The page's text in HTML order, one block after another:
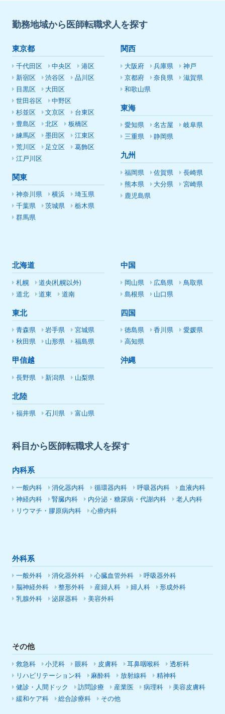
勤務地域から医師転職求人を探す
東京都
千代田区 中央区
港区
新宿区
渋谷区
品川区
目黒区
大田区
世田谷区
中野区
杉並区
文京区
台東区
豊島区
北区
板橋区
練馬区
墨田区
江東区
荒川区
足立区
葛飾区
江戸川区
関東
神奈川県 横浜
埼玉県
千葉県
茨城県
栃木県
群馬県
関西
大阪府 兵庫県
神戸
京都府
奈良県
滋賀県
和歌山県
東海
愛知県 名古屋
岐阜県
三重県
静岡県
九州
福岡県 佐賀県
長崎県
熊本県
大分県
宮崎県
鹿児島県
北海道
札幌
道央(札幌以外)
道北
道東 道南
東北
青森県 岩手県
宮城県
秋田県
山形県 福島県
甲信越
長野県 新潟県 山梨県
北陸
福井県 石川県 富山県
中国
岡山県 広島県
鳥取県
島根県
山口県
四国
徳島県 香川県
愛媛県
高知県
沖縄
科目から医師転職求人を探す
内科系
一般内科 消化器内科 循環器内科 呼吸器内科
血液内科
神経内科
腎臓内科 内分泌・糖尿病・代謝内科
老人内科
リウマチ・膠原病内科
心療内科
外科系
一般外科 消化器外科 心臓血管外科
呼吸器外科
脳神経外科
整形外科 産婦人科 婦人科
形成外科
乳腺外科
泌尿器科 美容外科
その他
救急科 小児科 眼科 皮膚科 耳鼻咽喉科
透析科
リハビリテーション科
麻酔科 放射線科
精神科
健診・人間ドック
訪問診療 産業医 病理科
美容皮膚科
緩和ケア科
総合診療科 その他